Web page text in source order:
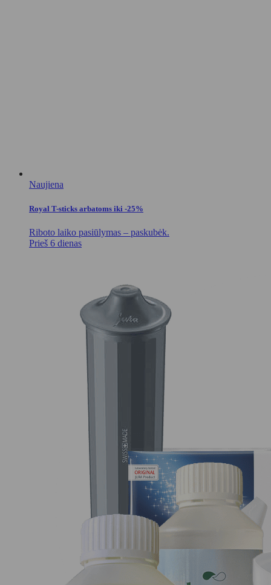
Naujiena
Royal T-sticks arbatoms iki -25%
Riboto laiko pasiūlymas – paskubėk.
Prieš 6 dienas